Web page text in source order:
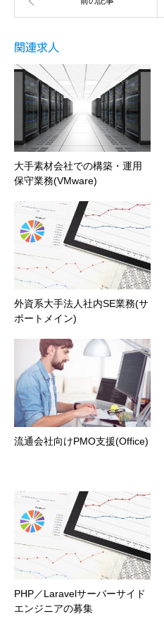
関連求人
大手素材会社での構築・運用
保守業務(VMware)
外資系大手法人社内SE業務(サ
ポートメイン)
流通会社向けPMO支援(Office)
PHP／Laravelサーバーサイド
エンジニアの募集